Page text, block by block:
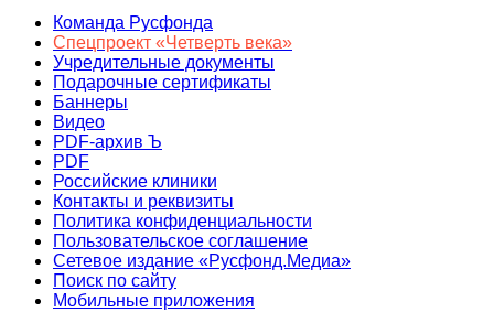
Команда Русфонда
Спецпроект «Четверть века»
Учредительные документы
Подарочные сертификаты
Баннеры
Видео
PDF-архив Ъ
PDF
Российские клиники
Контакты и реквизиты
Политика конфиденциальности
Пользовательское соглашение
Сетевое издание «Русфонд.Медиа»
Поиск по сайту
Мобильные приложения